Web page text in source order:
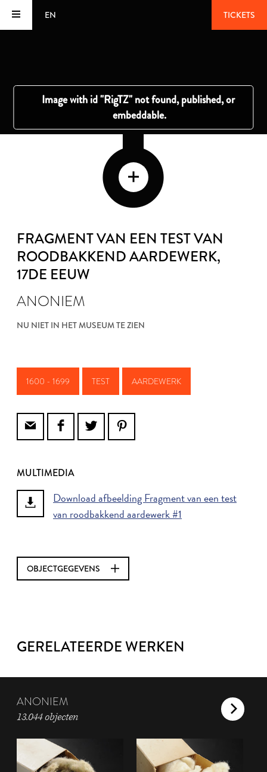
EN TICKETS
FRAGMENT VAN EEN TEST VAN
ROODBAKKEND AARDEWERK,
17DE EEUW
ANONIEM
NU NIET IN HET MUSEUM TE ZIEN
1600 - 1699 TEST AARDEWERK
MULTIMEDIA
Download afbeelding Fragment van een test
van roodbakkend aardewerk #1
OBJECTGEGEVENS
GERELATEERDE WERKEN
ANONIEM
13.044 objecten